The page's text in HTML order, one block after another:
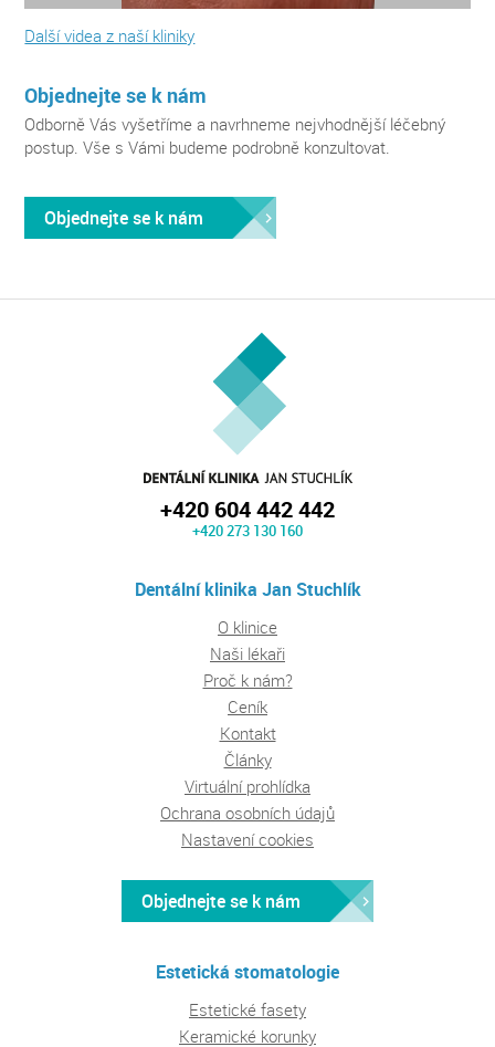
Další videa z naší kliniky
Objednejte se k nám
Odborně Vás vyšetříme a navrhneme nejvhodnější léčebný
postup. Vše s Vámi budeme podrobně konzultovat.
Objednejte se k nám
+420 604 442 442
+420 273 130 160
Dentální klinika Jan Stuchlík
O klinice
Naši lékaři
Proč k nám?
Ceník
Kontakt
Články
Virtuální prohlídka
Ochrana osobních údajů
Nastavení cookies
Objednejte se k nám
Estetická stomatologie
Estetické fasety
Keramické korunky